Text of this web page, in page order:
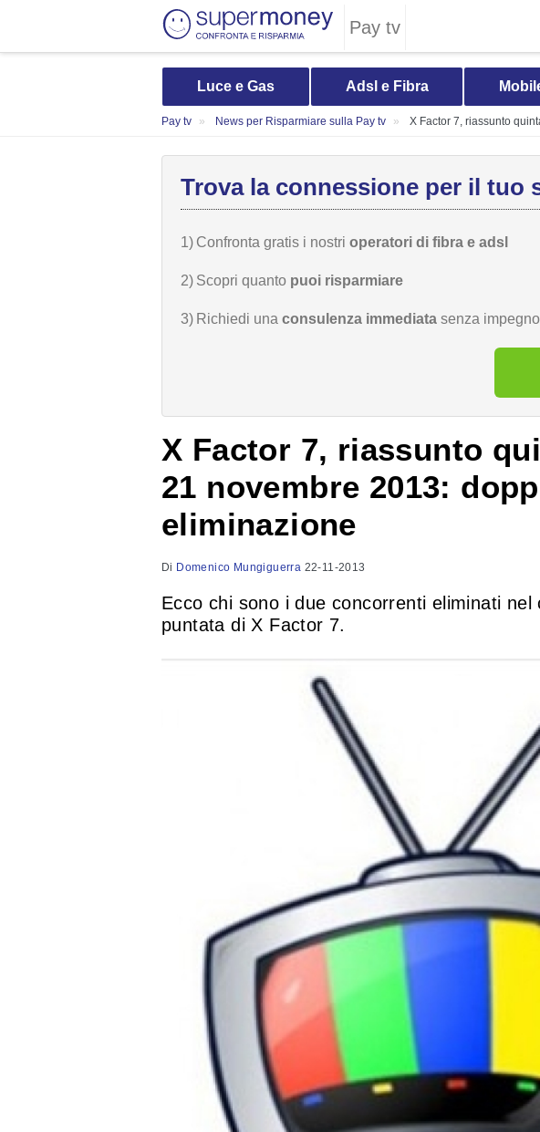
Pay tv
Luce e Gas Adsl e Fibra
Pay tv News per Risparmiare sulla Pay tv X Factor 7, riassunto
Trova la connessione per il tuo
1) Confronta gratis i nostri operatori di fibra e adsl
2) Scopri quanto puoi risparmiare
3) Richiedi una consulenza immediata senza impegno
X Factor 7, riassunto
21 novembre 2013:
eliminazione
Di Domenico Mungiguerra 22-11-2013
Ecco chi sono i due concorrenti eliminati nel
puntata di X Factor 7.